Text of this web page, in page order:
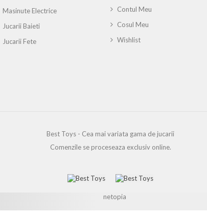
Masinute Electrice
Jucarii Baieti
Jucarii Fete
Contul Meu
Cosul Meu
Wishlist
Best Toys - Cea mai variata gama de jucarii
Comenzile se proceseaza exclusiv online.